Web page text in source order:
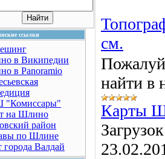
ссылки
в Википедии
в Panoramio
на Шлино
район
по Шлине
города Валдай
см.
найти в
Карты